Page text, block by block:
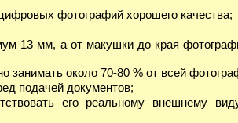
фотографий хорошего качества;
13 мм, а от макушки до края
занимать около 70-80 % от всей
подачей документов;
его реальному внешнему